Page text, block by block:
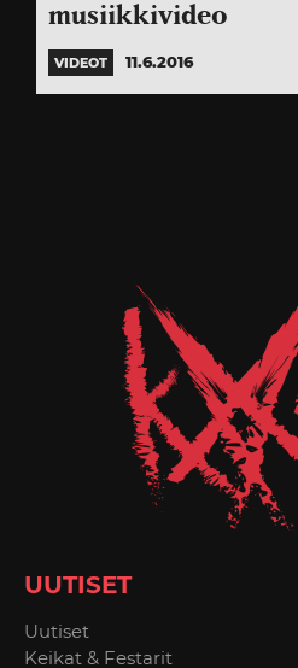
musiikkivideo
VIDEOT 11.6.2016
UUTISET
Uutiset
Keikat & Festarit